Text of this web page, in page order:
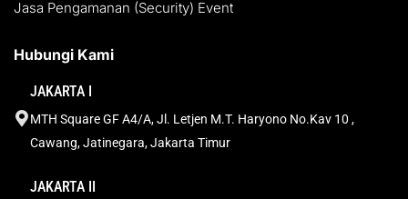
Jasa Pengamanan (Security) Event
Hubungi Kami
JAKARTA I
MTH Square GF A4/A, Jl. Letjen M.T. Haryono No.Kav 10 ,
Cawang, Jatinegara, Jakarta Timur
JAKARTA II